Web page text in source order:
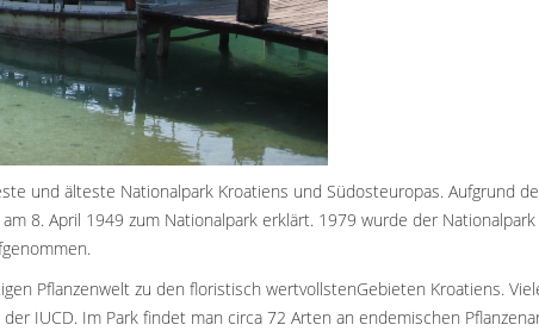
und älteste Nationalpark Kroatiens und Südosteuropas. Aufgrund
8. April 1949 zum Nationalpark erklärt. 1979 wurde der
Pflanzenwelt zu den floristisch wertvollstenGebieten Kroatiens.
IUCD. Im Park findet man circa 72 Arten an endemischen